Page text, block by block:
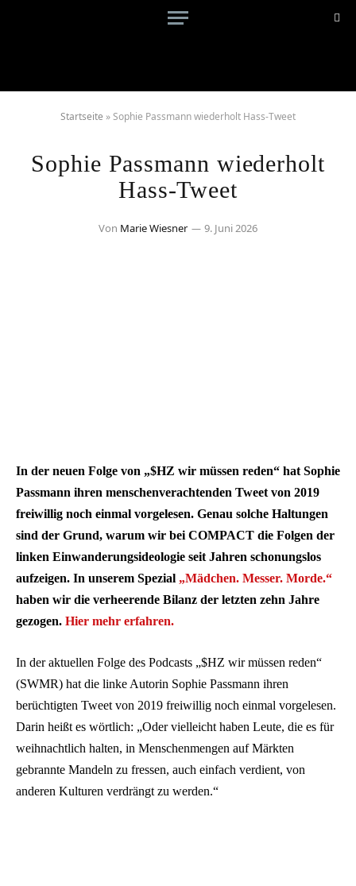
Startseite »Sophie Passmann wiederholt Hass-Tweet
Sophie Passmann wiederholt
Hass-Tweet
Von Marie Wiesner 9. Juni 2026
In der neuen Folge von „$HZ wir müssen reden“ hat Sophie
Passmann ihren menschenverachtenden Tweet von 2019
freiwillig noch einmal vorgelesen. Genau solche Haltungen
sind der Grund, warum wir bei COMPACT die Folgen der
linken Einwanderungsideologie seit Jahren schonungslos
aufzeigen. In unserem Spezial „Mädchen. Messer. Morde.“
haben wir die verheerende Bilanz der letzten zehn Jahre
gezogen. Hier mehr erfahren.
In der aktuellen Folge des Podcasts „$HZ wir müssen reden“
(SWMR) hat die linke Autorin Sophie Passmann ihren
berüchtigten Tweet von 2019 freiwillig noch einmal vorgelesen.
Darin heißt es wörtlich: „Oder vielleicht haben Leute, die es für
weihnachtlich halten, in Menschenmengen auf Märkten
gebrannte Mandeln zu fressen, auch einfach verdient, von
anderen Kulturen verdrängt zu werden.“